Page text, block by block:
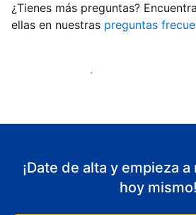
¿Tienes más preguntas?
ellas en nuestras preguntas
Empieza a recibir clientes
¡Date de alta y empieza
hoy mismo!